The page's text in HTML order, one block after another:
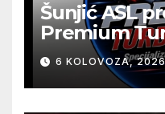
Šunjić ASL
Premium
na jednoj
6 KOLOVOZA,